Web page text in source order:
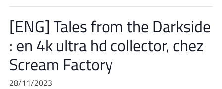
[ENG] Tales from the Darkside
: en 4k ultra hd collector, chez
Scream Factory
28/11/2023